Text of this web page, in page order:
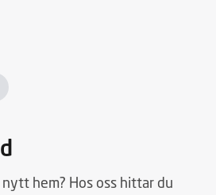
hem? Hos oss hittar du